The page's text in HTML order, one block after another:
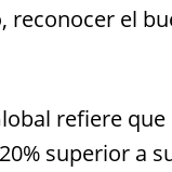
reconocer el
refiere que
superior a